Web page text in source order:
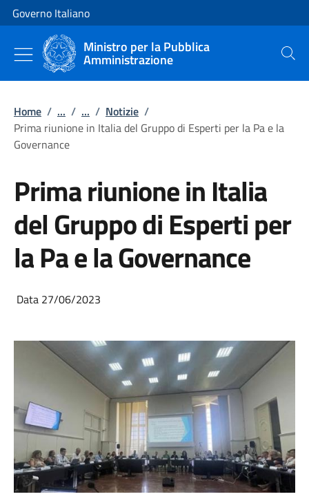
Vai al contenuto
Vai alla navigazione del sito
Governo Italiano
Ministro per la Pubblica
Amministrazione Cerca
Home / ... / ... / Notizie /
Prima riunione in Italia del Gruppo di Esperti per la Pa e la
Governance
Prima riunione in Italia
del Gruppo di Esperti per
la Pa e la Governance
Data 27/06/2023